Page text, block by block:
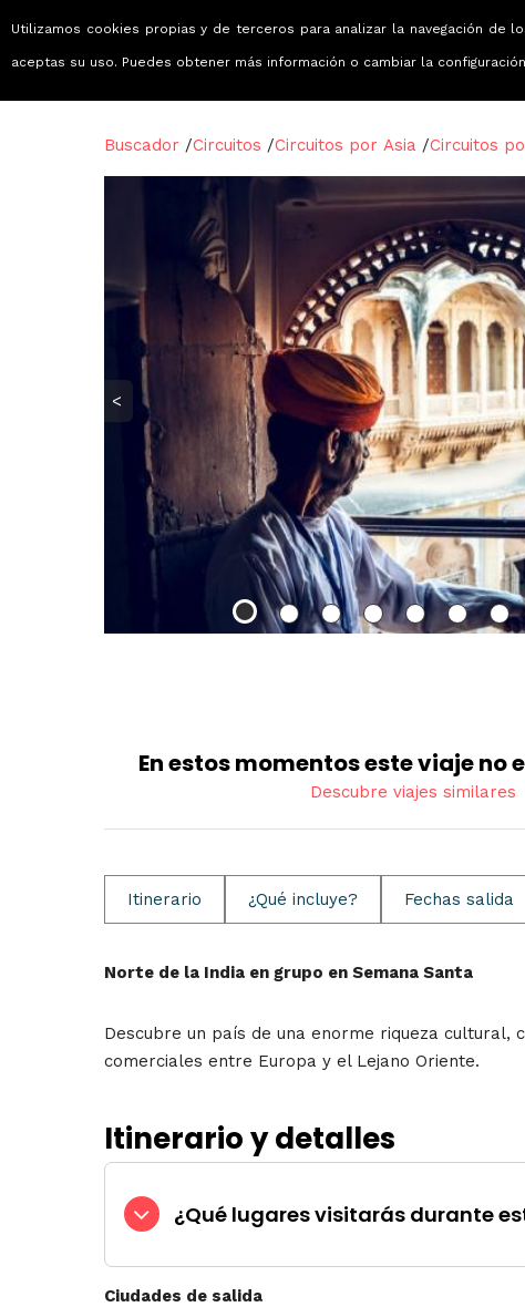
Buscador /Circuitos /Circuitos por Asia /Circuitos
<
En estos momentos este viaje no
Descubre viajes similares
Itinerario ¿Qué incluye? Fechas salida
Norte de la India en grupo en Semana Santa
Descubre un país de una enorme riqueza cultural,
comerciales entre Europa y el Lejano Oriente.
Itinerario y detalles
¿Qué lugares visitarás durante
Ciudades de salida
Utilizamos cookies propias y de terceros para analizar la navegación de
aceptas su uso. Puedes obtener más información o cambiar la configuración